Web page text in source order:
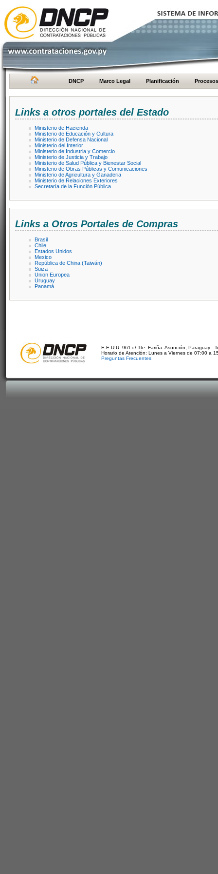
DNCP Marco Legal Planificación Procesos
Links a otros portales del Estado
Ministerio de Hacienda
Ministerio de Educación y Cultura
Ministerio de Defensa Nacional
Ministerio del Interior
Ministerio de Industria y Comercio
Ministerio de Justicia y Trabajo
Ministerio de Salud Pública y Bienestar Social
Ministerio de Obras Públicas y Comunicaciones
Ministerio de Agricultura y Ganaderia
Ministerio de Relaciones Exteriores
Secretaría de la Función Pública
Links a Otros Portales de Compras
Brasil
Chile
Estados Unidos
Mexico
República de China (Taiwán)
Suiza
Union Europea
Uruguay
Panamá
E.E.U.U. 961 c/ Tte. Fariña. Asunción, Paraguay -
Horario de Atención: Lunes a Viernes de 07:00 a
Preguntas Frecuentes